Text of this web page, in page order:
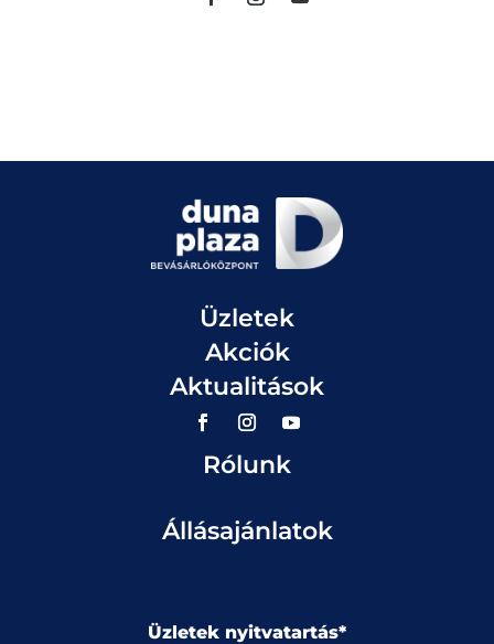
Üzletek
Akciók
Aktualitások
Rólunk
Állásajánlatok
Üzletek nyitvatartás*